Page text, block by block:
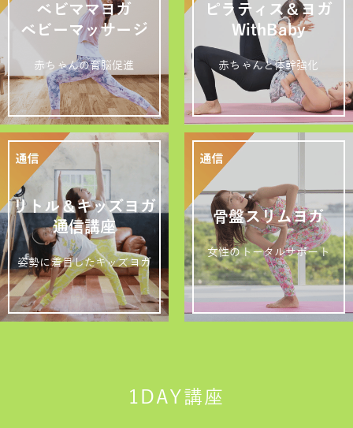
ベビママヨガ
ベビーマッサージ
赤ちゃんの育脳促進
ピラティス＆ヨガ
WithBaby
赤ちゃんと体幹強化
リトル＆キッズヨガ
通信講座
姿勢に着目したキッズヨガ
骨盤スリムヨガ
女性のトータルサポート
1DAY講座